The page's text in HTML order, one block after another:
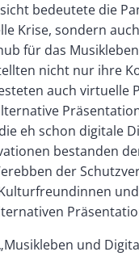
bedeutete die
Krise, sondern
für das
nicht nur ihre
auch virtuelle
eh schon digitale
bestanden
der
und